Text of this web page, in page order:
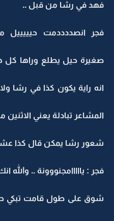
فهد في رشا من قبل ..
فجر انصددددمت
صغيرة حيل يطلع وراها كل
انه راية يكون كذا في رشا
المشاعر تبادلة يعني
شعور رشا يمكن قال كذا
فجر : يااااامجنووونة .. والله
شوق على طول قامت تبكي